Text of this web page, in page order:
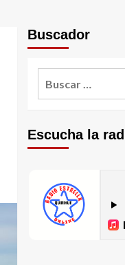
Buscador
Escucha la